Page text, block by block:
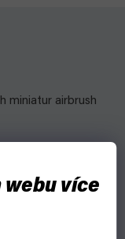
webu více
miniatur airbrush
se využít i pro